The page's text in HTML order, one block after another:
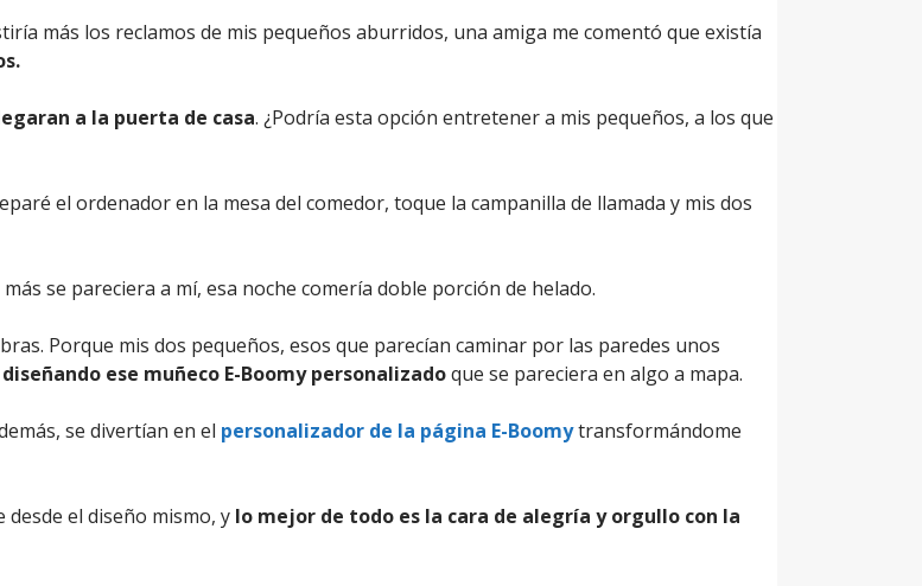
más los reclamos de mis pequeños aburridos, una amiga me comentó que existía
a la puerta de casa. ¿Podría esta opción entretener a mis pequeños, a los que
el ordenador en la mesa del comedor, toque la campanilla de llamada y mis dos
se pareciera a mí, esa noche comería doble porción de helado.
Porque mis dos pequeños, esos que parecían caminar por las paredes unos
diseñando ese muñeco E-Boomy personalizadoque se pareciera en algo a mapa.
se divertían en el personalizador de la página E-Boomytransformándome
el diseño mismo, y lo mejor de todo es la cara de alegría y orgullo con la